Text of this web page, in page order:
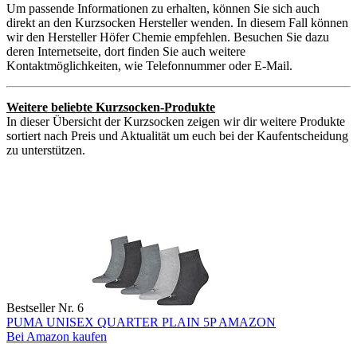
Um passende Informationen zu erhalten, können Sie sich auch
direkt an den Kurzsocken Hersteller wenden. In diesem Fall können
wir den Hersteller Höfer Chemie empfehlen. Besuchen Sie dazu
deren Internetseite, dort finden Sie auch weitere
Kontaktmöglichkeiten, wie Telefonnummer oder E-Mail.
Weitere beliebte Kurzsocken-Produkte
In dieser Übersicht der Kurzsocken zeigen wir dir weitere Produkte
sortiert nach Preis und Aktualität um euch bei der Kaufentscheidung
zu unterstützen.
Bestseller Nr. 6
PUMA UNISEX QUARTER PLAIN 5P AMAZON
Bei Amazon kaufen